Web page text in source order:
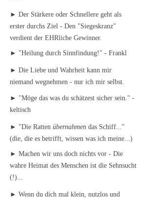
► Der Stärkere oder Schnellere geht als
erster durchs Ziel - Den "Siegeskranz"
verdient der EHRliche Gewinner.
► "Heilung durch Sinnfindung!" - Frankl
► Die Liebe und Wahrheit kann mir
niemand wegnehmen - nur ich mir selbst.
► "Möge das was du schätzest sicher sein." -
keltisch
► "Die Ratten übernahmen das Schiff..."
(die, die es betrifft, wissen was ich meine...)
► Machen wir uns doch nichts vor - Die
wahre Heimat des Menschen ist die Sehnsucht
(!)...
► Wenn du dich mal klein, nutzlos und